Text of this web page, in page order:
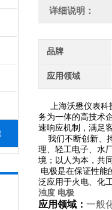
详细说明：
品牌
应用领域
上海沃懋仪表科
务为一体的高技术
速响应机制，满足
我们不断创新、
理、轻工电子、水
境；以人为本，共
电极是在保证性能
泛应用于火电、化
浊度 电极
应用领域： 一般